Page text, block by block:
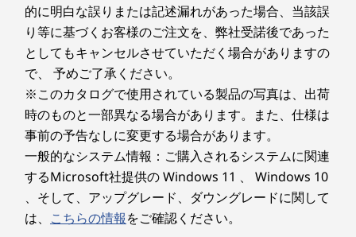
より鮮明なビデオ通話
プライバシーシャッター付きの5M IRカメラによ
り、鮮明な映像を提供。AIアルゴリズムを採用し
たLenovo Smart Meetingと組み合わせること
で、思い通りのビデオ通話が可能になります。ま
製品仕様書
2025年7月29日
Lenovo IdeaCentre AIO
24IRH9（F0HN00TTJP/F0HN00TUJP/F0HN00TVJP/F0HN00TWJP
2025年2月25日
Lenovo IdeaCentre AIO 24IRH9（F0HN00LYJP/F0HN00LXJP）
2024年7月9日
Lenovo IdeaCentre AIO
24IRH9（F0HN007XJP/F0HN007VJP/F0HN007YJP/F0HN007WJP）
-USB 2.0
-USB 3.2 Gen2
-HDMI（外部出力）
- USB Type-C 3.2 Gen2
11-コンボジャック
的に明白な誤りまたは記述漏れがあった場合、当該誤
り等に基づくお客様のご注文を、弊社受諾後であった
としてもキャンセルさせていただく場合がありますの
で、 予めご了承ください。
※このカタログで使用されている製品の写真は、出荷
時のものと一部異なる場合があります。また、仕様は
事前の予告なしに変更する場合があります。
一般的なシステム情報：ご購入されるシステムに関連
するMicrosoft社提供の Windows 11 、 Windows 10
、そして、アップグレード、ダウングレードに関して
は、 こちらの情報をご確認ください。